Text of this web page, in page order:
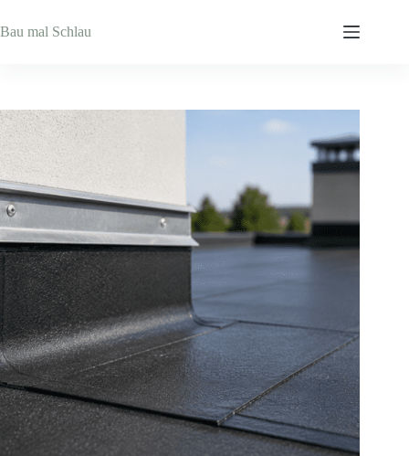
Inhalt
springen
Bau mal Schlau